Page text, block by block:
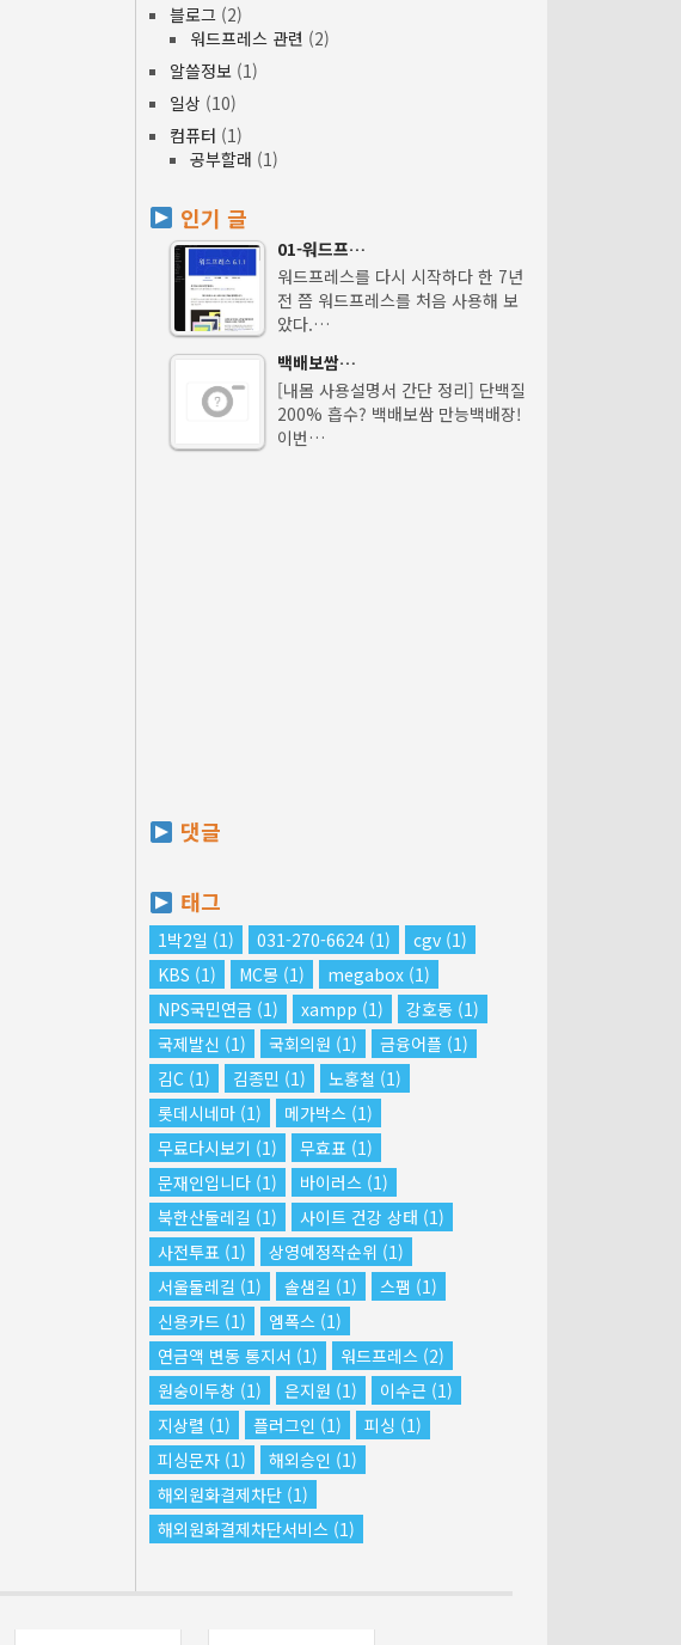
블로그 (2)
워드프레스 관련 (2)
알쓸정보 (1)
일상 (10)
컴퓨터 (1)
공부할래 (1)
인기 글
01-워드프…
워드프레스를 다시 시작하다 한 7년
전 쯤 워드프레스를 처음 사용해 보
았다.…
백배보쌈…
[내몸 사용설명서 간단 정리] 단백질
200% 흡수? 백배보쌈 만능백배장!
이번…
댓글
태그
1박2일 (1) 031-270-6624 (1) cgv (1)
KBS (1) MC몽 (1) megabox (1)
NPS국민연금 (1) xampp (1) 강호동 (1)
국제발신 (1) 국회의원 (1) 금융어플 (1)
김C (1) 김종민 (1) 노홍철 (1)
롯데시네마 (1) 메가박스 (1)
무료다시보기 (1) 무효표 (1)
문재인입니다 (1) 바이러스 (1)
북한산둘레길 (1) 사이트 건강 상태 (1)
사전투표 (1) 상영예정작순위 (1)
서울둘레길 (1) 솔샘길 (1) 스팸 (1)
신용카드 (1) 엠폭스 (1)
연금액 변동 통지서 (1) 워드프레스 (2)
원숭이두창 (1) 은지원 (1) 이수근 (1)
지상렬 (1) 플러그인 (1) 피싱 (1)
피싱문자 (1) 해외승인 (1)
해외원화결제차단 (1)
해외원화결제차단서비스 (1)